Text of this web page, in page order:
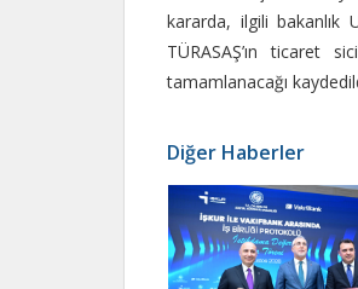
kararda, ilgili bakanlık
TÜRASAŞ’ın ticaret
tamamlanacağı
Diğer Haberler